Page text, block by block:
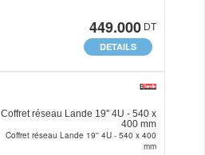
449.000 DT
DETAILS
Coffret réseau Lande 19'' 4U - 540 x
400 mm
Coffret réseau Lande 19'' 4U - 540 x 400
mm